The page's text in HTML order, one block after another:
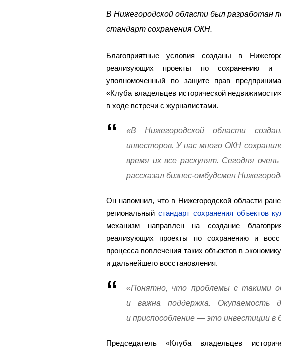
В Нижегородской области был разработан
стандарт сохранения ОКН.
Благоприятные условия созданы в
реализующих проекты по сохранению и
уполномоченный по защите прав
«Клуба владельцев исторической
в ходе встречи с журналистами.
«В Нижегородской области
инвесторов. У нас много ОКН
время их все раскупят. Сегодня
рассказал бизнес-омбудсмен
Он напомнил, что в Нижегородской области
региональный стандарт сохранения объектов
механизм направлен на создание
реализующих проекты по сохранению и
процесса вовлечения таких объектов в
и дальнейшего восстановления.
«Понятно, что проблемы с такими
и важна поддержка. Окупаемость
и приспособление — это инвестиции в
Председатель «Клуба владельцев